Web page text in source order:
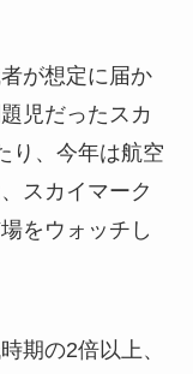
が想定に届か
児だったスカ
り、今年は航空
スカイマーク
をウォッチし
期の2倍以上、